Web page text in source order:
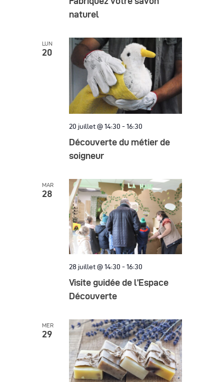
naturel
LUN
20
20 juillet @ 14:30 - 16:30
Découverte du métier de
soigneur
MAR
28
28 juillet @ 14:30 - 16:30
Visite guidée de l’Espace
Découverte
MER
29